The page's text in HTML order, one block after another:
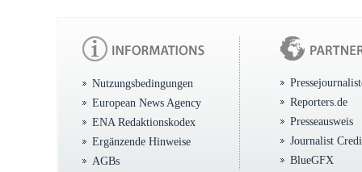
Nutzungsbedingungen
European News Agency
ENA Redaktionskodex
Ergänzende Hinweise
AGBs
Reporters.de
Presseausweis
Journalist
BlueGFX